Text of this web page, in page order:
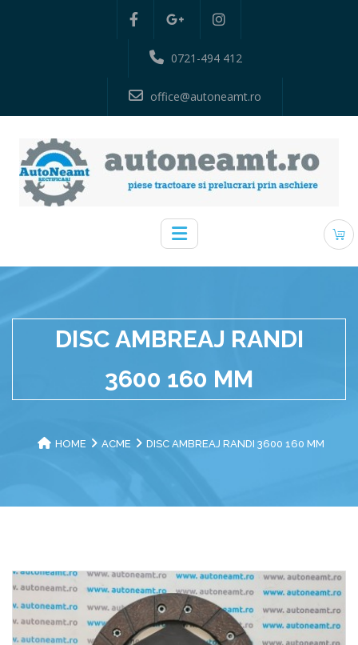
0721-494 412
office@autoneamt.ro
DISC AMBREAJ RANDI
3600 160 MM
HOME ACME DISC AMBREAJ RANDI 3600 160 MM